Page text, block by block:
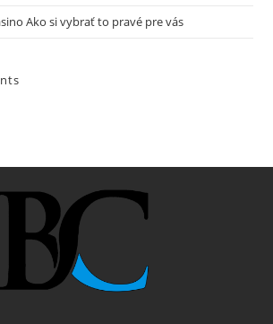
Ako si vybrať to pravé pre vás